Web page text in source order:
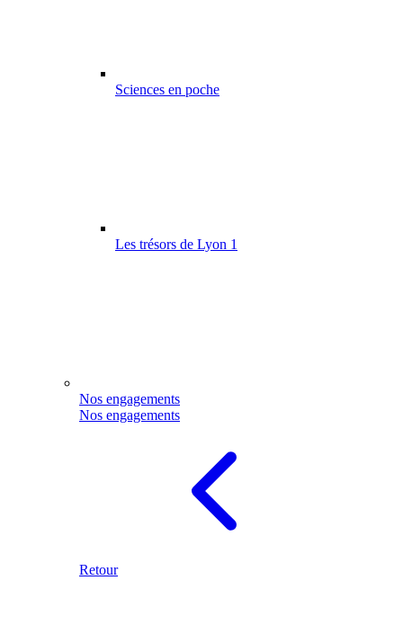
Sciences en poche
Les trésors de Lyon 1
Nos engagements
Nos engagements
Retour